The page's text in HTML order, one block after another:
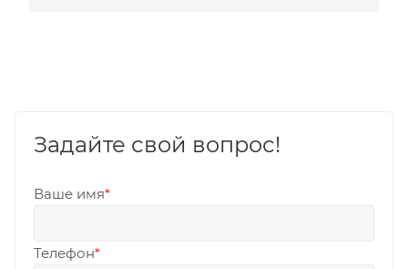
Задайте свой вопрос!
Ваше имя*
Телефон*